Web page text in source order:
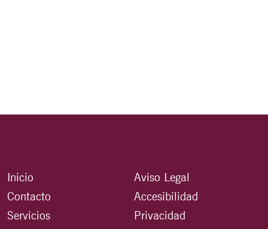
Inicio
Contacto
Servicios
Aviso Legal
Accesibilidad
Privacidad